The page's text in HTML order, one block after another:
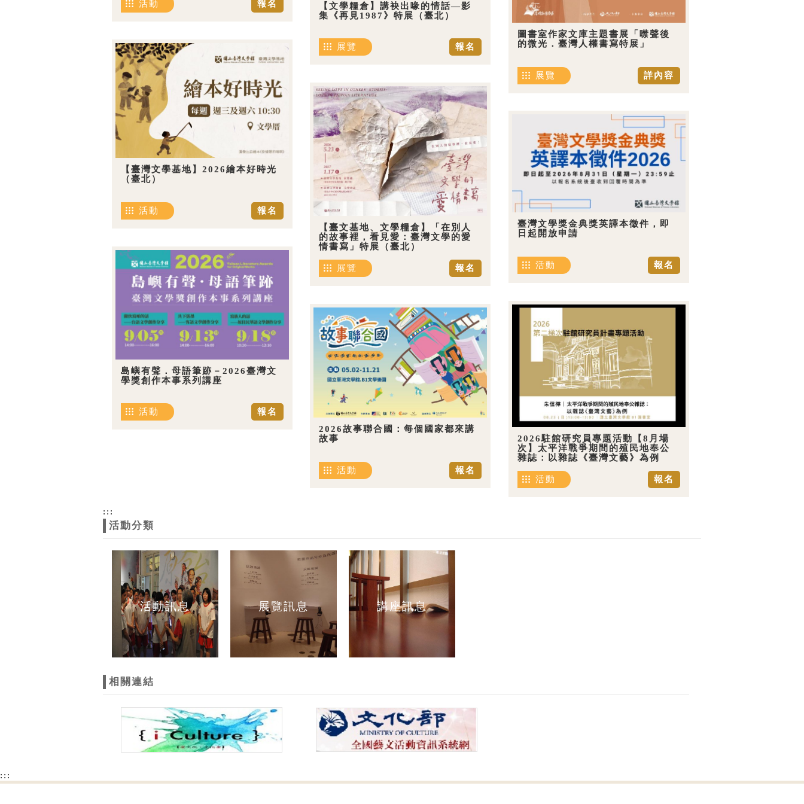
報名
活動
【文學糧倉】講袂出喙的情話—影
集《再見1987》特展（臺北）
報名
展覽
圖書室作家文庫主題書展「噤聲後
的微光．臺灣人權書寫特展」
詳內容
展覽
【臺灣文學基地】2026繪本好時光
（臺北）
報名
活動
【臺文基地、文學糧倉】「在別人
的故事裡，看見愛：臺灣文學的愛
情書寫」特展（臺北）
報名
展覽
臺灣文學獎金典獎英譯本徵件，即
日起開放申請
報名
活動
島嶼有聲．母語筆跡－2026臺灣文
學獎創作本事系列講座
報名
活動
2026駐館研究員專題活動【8月場
次】太平洋戰爭期間的殖民地奉公
雜誌：以雜誌《臺灣文藝》為例
報名
活動
2026故事聯合國：每個國家都來講
故事
報名
活動
:::
活動分類
活動訊息 展覽訊息 講座訊息
相關連結
:::